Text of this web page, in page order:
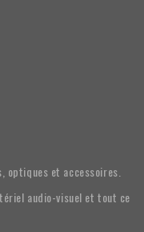
optiques et accessoires.
audio-visuel et tout ce